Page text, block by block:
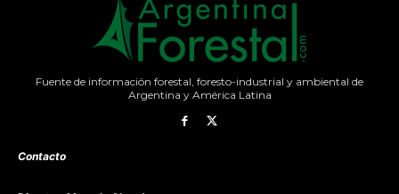
Fuente de información forestal, foresto-industrial y ambiental de
Argentina y América Latina
Contacto